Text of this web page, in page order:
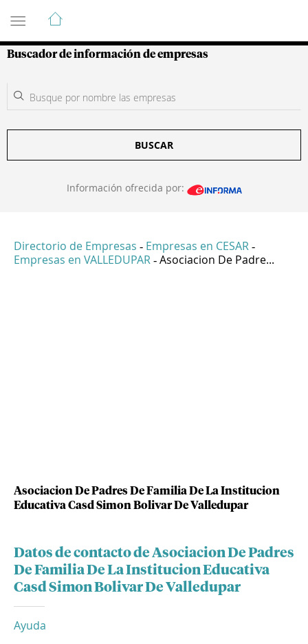
Guía de Empresas Colombianas
Buscador de información de empresas
BUSCAR
Información ofrecida por:
Directorio de Empresas - Empresas en CESAR -
Empresas en VALLEDUPAR - Asociacion De Padre...
Asociacion De Padres De Familia De La Institucion
Educativa Casd Simon Bolivar De Valledupar
Datos de contacto de Asociacion De Padres
De Familia De La Institucion Educativa
Casd Simon Bolivar De Valledupar
Ayuda